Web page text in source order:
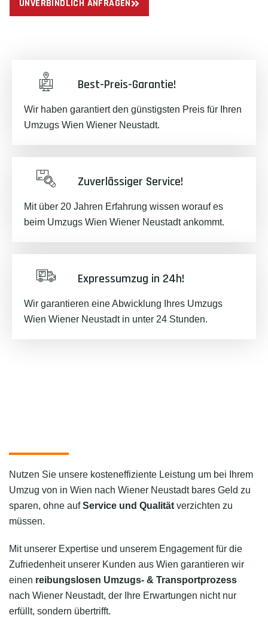
UNVERBINDLICH ANFRAGEN
Best-Preis-Garantie!
Wir haben garantiert den günstigsten Preis für Ihren
Umzugs Wien Wiener Neustadt.
Zuverlässiger Service!
Mit über 20 Jahren Erfahrung wissen worauf es
beim Umzugs Wien Wiener Neustadt ankommt.
Expressumzug in 24h!
Wir garantieren eine Abwicklung Ihres Umzugs
Wien Wiener Neustadt in unter 24 Stunden.
Nutzen Sie unsere kosteneffiziente Leistung um bei Ihrem
Umzug von in Wien nach Wiener Neustadt bares Geld zu
sparen, ohne aufService und Qualität verzichten zu
müssen.
Mit unserer Expertise und unserem Engagement für die
Zufriedenheit unserer Kunden aus Wien garantieren wir
einen reibungslosen Umzugs- & Transportprozess
nach Wiener Neustadt, der Ihre Erwartungen nicht nur
erfüllt, sondern übertrifft.